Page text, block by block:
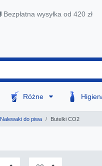
Bezpłatna wysyłka od 420 zł
Różne
Nalewaki do piwa Butelki CO2